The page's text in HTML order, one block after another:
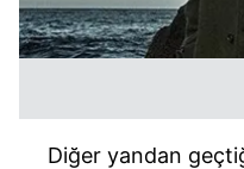
Diğer yandan